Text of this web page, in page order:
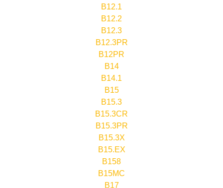
B12.1
B12.2
B12.3
B12.3PR
B12PR
B14
B14.1
B15
B15.3
B15.3CR
B15.3PR
B15.3X
B15.EX
B158
B15MC
B17